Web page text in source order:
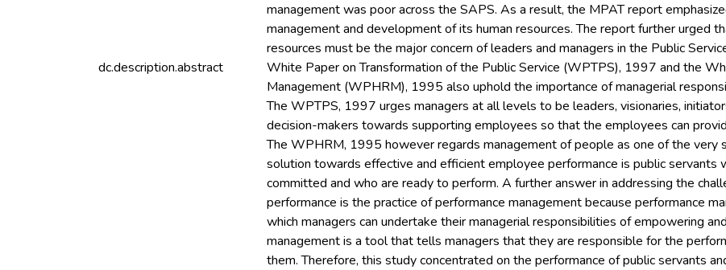
dc.description.abstract
management was poor across the SAPS. As a result, the MPAT report
management and development of its human resources. The report further urged
resources must be the major concern of leaders and managers in the Public
White Paper on Transformation of the Public Service (WPTPS), 1997 and the
Management (WPHRM), 1995 also uphold the importance of managerial
The WPTPS, 1997 urges managers at all levels to be leaders, visionaries,
decision-makers towards supporting employees so that the employees can
The WPHRM, 1995 however regards management of people as one of the very
solution towards effective and efficient employee performance is public servants
committed and who are ready to perform. A further answer in addressing the
performance is the practice of performance management because performance
which managers can undertake their managerial responsibilities of empowering
management is a tool that tells managers that they are responsible for the
them. Therefore, this study concentrated on the performance of public servants